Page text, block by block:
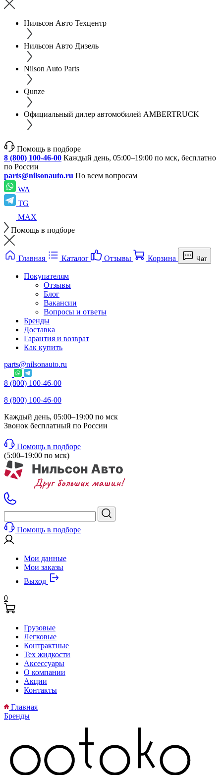
Нильсон Авто Техцентр
Нильсон Авто Дизель
Nilson Auto Parts
Qunze
Официальный дилер автомобилей AMBERTRUCK
Помощь в подборе
8 (800) 100-46-00 Каждый день, 05:00–19:00 по мск, бесплатно
по России
parts@nilsonauto.ru По всем вопросам
WA
TG
MAX
Помощь в подборе
Главная Каталог Отзывы Корзина Чат
Покупателям
Отзывы
Блог
Вакансии
Вопросы и ответы
Бренды
Доставка
Гарантия и возврат
Как купить
parts@nilsonauto.ru
8 (800) 100-46-00
8 (800) 100-46-00
Каждый день, 05:00–19:00 по мск
Звонок бесплатный по России
Помощь в подборе
(5:00–19:00 по мск)
Помощь в подборе
Мои данные
Мои заказы
Выход
0
Грузовые
Легковые
Контрактные
Тех жидкости
Аксессуары
О компании
Акции
Контакты
Главная
Бренды